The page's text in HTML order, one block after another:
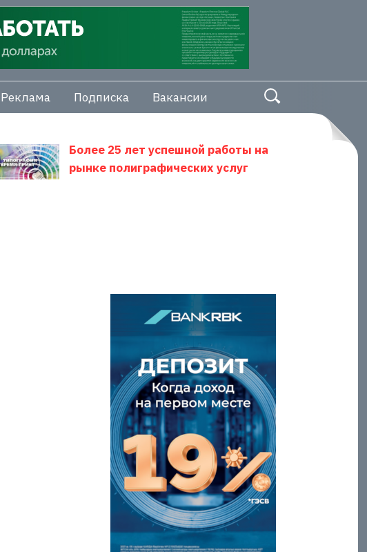
Реклама Подписка Вакансии
Более 25 лет успешной работы на
рынке полиграфических услуг